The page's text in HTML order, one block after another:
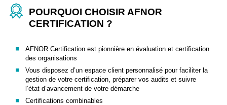
POURQUOI CHOISIR AFNOR
CERTIFICATION ?
AFNOR Certification est pionnière en évaluation et certification
des organisations
Vous disposez d’un espace client personnalisé pour faciliter la
gestion de votre certification, préparer vos audits et suivre
l’état d’avancement de votre démarche
Certifications combinables